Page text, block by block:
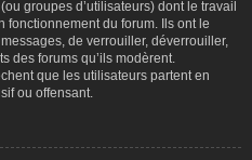
groupes d’utilisateurs) dont le travail
fonctionnement du forum. Ils ont le
de verrouiller, déverrouiller,
des forums qu’ils modèrent.
que les utilisateurs partent en
ou offensant.